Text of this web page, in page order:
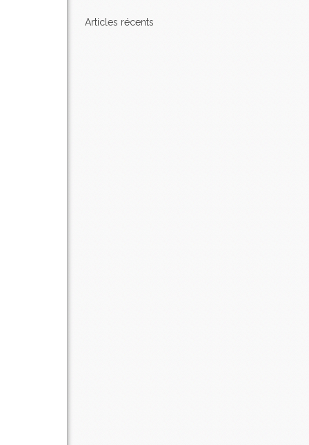
articles récents